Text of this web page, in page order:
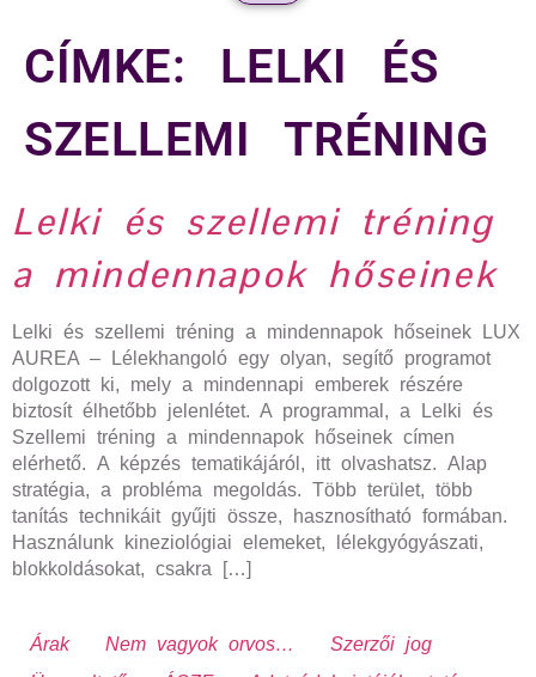
CÍMKE: LELKI ÉS
SZELLEMI TRÉNING
Lelki és szellemi tréning
a mindennapok hőseinek
Lelki és szellemi tréning a mindennapok hőseinek LUX
AUREA – Lélekhangoló egy olyan, segítő programot
dolgozott ki, mely a mindennapi emberek részére
biztosít élhetőbb jelenlétet. A programmal, a Lelki és
Szellemi tréning a mindennapok hőseinek címen
elérhető. A képzés tematikájáról, itt olvashatsz. Alap
stratégia, a probléma megoldás. Több terület, több
tanítás technikáit gyűjti össze, hasznosítható formában.
Használunk kineziológiai elemeket, lélekgyógyászati,
blokkoldásokat, csakra […]
Árak Nem vagyok orvos…
Szerzői jog